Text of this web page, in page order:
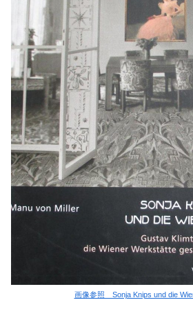
画像参照 Sonja Knips und die